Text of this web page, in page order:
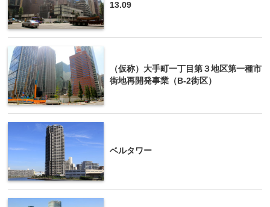
13.09
（仮称）大手町一丁目第３地区第一種市
街地再開発事業（B-2街区）
ベルタワー